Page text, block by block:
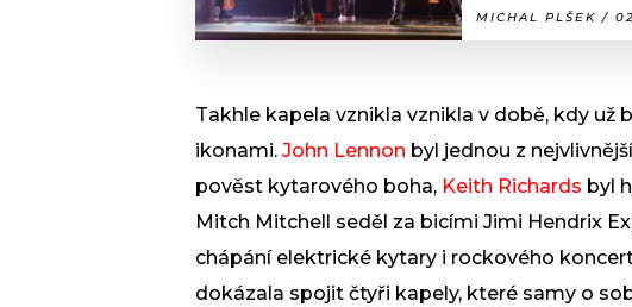
MICHAL PLŠEK /
Takhle kapela vznikla vznikla v době, kdy už
ikonami. John Lennon byl jednou z
pověst kytarového boha, Keith Richards byl
Mitch Mitchell seděl za bicími Jimi Hendrix
chápání elektrické kytary i rockového
dokázala spojit čtyři kapely, které samy o